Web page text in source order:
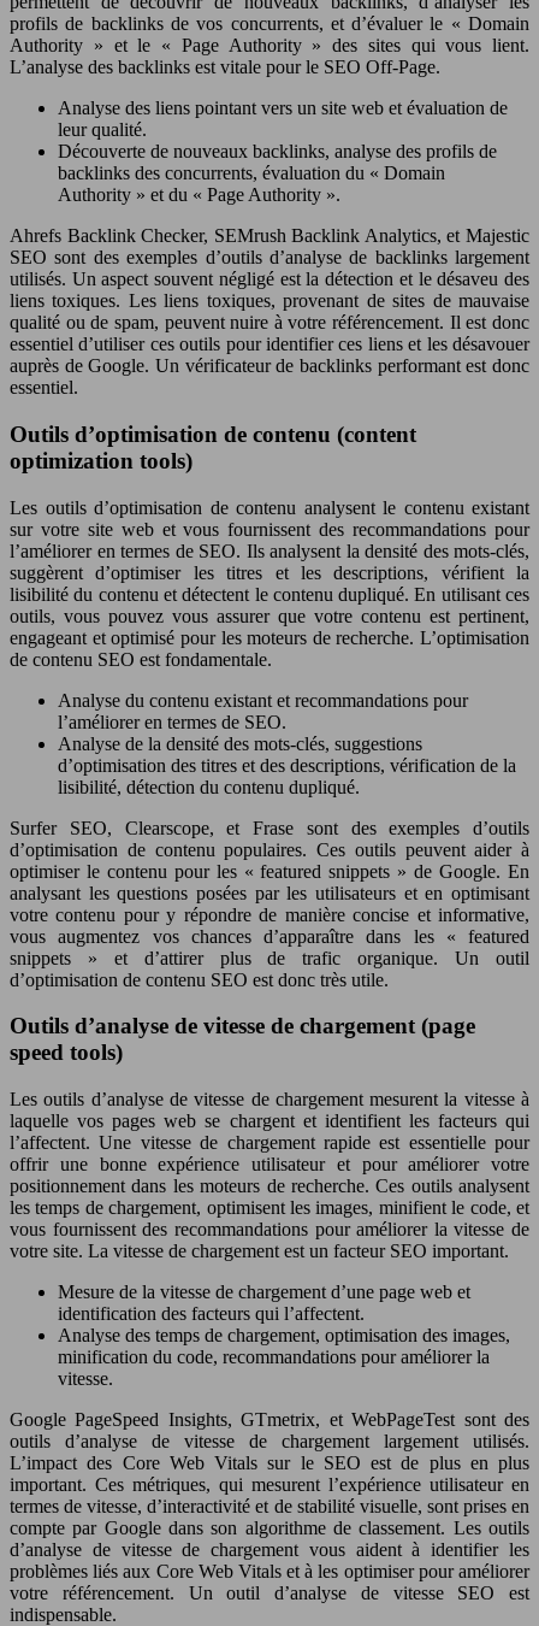
profils de backlinks de vos concurrents, et d’évaluer le « Domain
Authority » et le « Page Authority » des sites qui vous lient.
L’analyse des backlinks est vitale pour le SEO Off-Page.
Analyse des liens pointant vers un site web et évaluation de
leur qualité.
Découverte de nouveaux backlinks, analyse des profils de
backlinks des concurrents, évaluation du « Domain
Authority » et du « Page Authority ».
Ahrefs Backlink Checker, SEMrush Backlink Analytics, et Majestic
SEO sont des exemples d’outils d’analyse de backlinks largement
utilisés. Un aspect souvent négligé est la détection et le désaveu des
liens toxiques. Les liens toxiques, provenant de sites de mauvaise
qualité ou de spam, peuvent nuire à votre référencement. Il est donc
essentiel d’utiliser ces outils pour identifier ces liens et les désavouer
auprès de Google. Un vérificateur de backlinks performant est donc
essentiel.
Outils d’optimisation de contenu (content
optimization tools)
Les outils d’optimisation de contenu analysent le contenu existant
sur votre site web et vous fournissent des recommandations pour
l’améliorer en termes de SEO. Ils analysent la densité des mots-clés,
suggèrent d’optimiser les titres et les descriptions, vérifient la
lisibilité du contenu et détectent le contenu dupliqué. En utilisant ces
outils, vous pouvez vous assurer que votre contenu est pertinent,
engageant et optimisé pour les moteurs de recherche. L’optimisation
de contenu SEO est fondamentale.
Analyse du contenu existant et recommandations pour
l’améliorer en termes de SEO.
Analyse de la densité des mots-clés, suggestions
d’optimisation des titres et des descriptions, vérification de la
lisibilité, détection du contenu dupliqué.
Surfer SEO, Clearscope, et Frase sont des exemples d’outils
d’optimisation de contenu populaires. Ces outils peuvent aider à
optimiser le contenu pour les « featured snippets » de Google. En
analysant les questions posées par les utilisateurs et en optimisant
votre contenu pour y répondre de manière concise et informative,
vous augmentez vos chances d’apparaître dans les « featured
snippets » et d’attirer plus de trafic organique. Un outil
d’optimisation de contenu SEO est donc très utile.
Outils d’analyse de vitesse de chargement (page
speed tools)
Les outils d’analyse de vitesse de chargement mesurent la vitesse à
laquelle vos pages web se chargent et identifient les facteurs qui
l’affectent. Une vitesse de chargement rapide est essentielle pour
offrir une bonne expérience utilisateur et pour améliorer votre
positionnement dans les moteurs de recherche. Ces outils analysent
les temps de chargement, optimisent les images, minifient le code, et
vous fournissent des recommandations pour améliorer la vitesse de
votre site. La vitesse de chargement est un facteur SEO important.
Mesure de la vitesse de chargement d’une page web et
identification des facteurs qui l’affectent.
Analyse des temps de chargement, optimisation des images,
minification du code, recommandations pour améliorer la
vitesse.
Google PageSpeed Insights, GTmetrix, et WebPageTest sont des
outils d’analyse de vitesse de chargement largement utilisés.
L’impact des Core Web Vitals sur le SEO est de plus en plus
important. Ces métriques, qui mesurent l’expérience utilisateur en
termes de vitesse, d’interactivité et de stabilité visuelle, sont prises en
compte par Google dans son algorithme de classement. Les outils
d’analyse de vitesse de chargement vous aident à identifier les
problèmes liés aux Core Web Vitals et à les optimiser pour améliorer
votre référencement. Un outil d’analyse de vitesse SEO est
indispensable.